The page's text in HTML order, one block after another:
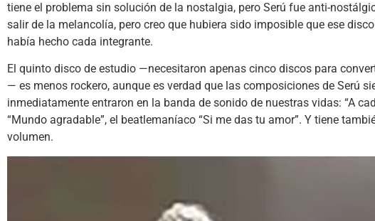
tiene el problema sin solución de la nostalgia, pero Serú fue anti-
salir de la melancolía, pero creo que hubiera sido imposible que ese
había hecho cada integrante.
El quinto disco de estudio —necesitaron apenas cinco discos para
— es menos rockero, aunque es verdad que las composiciones de Serú
inmediatamente entraron en la banda de sonido de nuestras vidas: “A
“Mundo agradable”, el beatlemaníaco “Si me das tu amor”. Y tiene
volumen.